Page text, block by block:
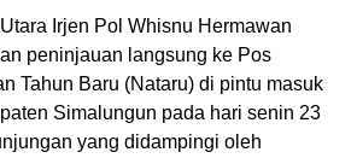
Irjen Pol Whisnu Hermawan
peninjauan langsung ke Pos
Tahun Baru (Nataru) di pintu masuk
Simalungun pada hari senin 23
yang didampingi oleh